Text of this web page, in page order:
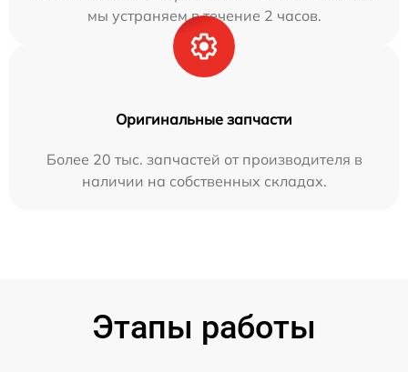
мы устраняем в течение 2 часов.
Оригинальные запчасти
Более 20 тыс. запчастей от производителя в
наличии на собственных складах.
Этапы работы